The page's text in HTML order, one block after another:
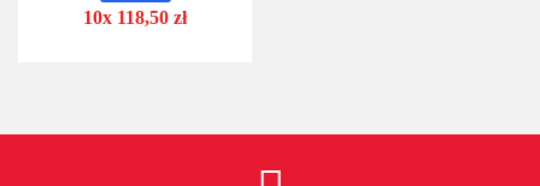
10x 118,50 zł